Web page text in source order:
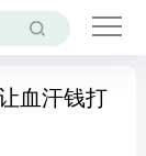
血汗钱打